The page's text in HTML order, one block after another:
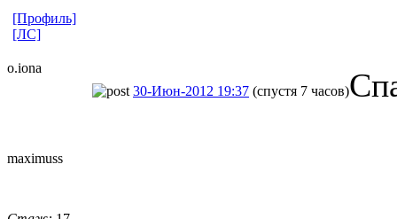
[Профиль]
[ЛС]
o.iona
30-Июн-2012 19:37 (спустя 7 часов)
maximuss